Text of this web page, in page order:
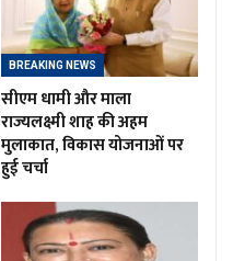
BREAKING NEWS
सीएम धामी और माला
राज्यलक्ष्मी शाह की अहम
मुलाकात, विकास योजनाओं पर
हुई चर्चा